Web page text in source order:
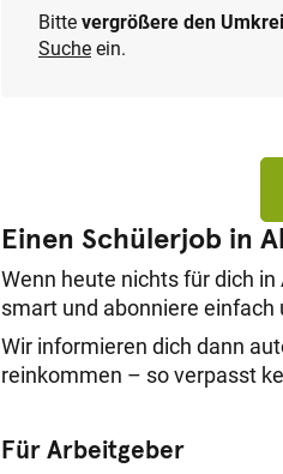
Bitte vergrößere den
Suche ein.
Einen Schülerjob in
Wenn heute nichts für dich
smart und abonniere einfach
Wir informieren dich dann
reinkommen – so verpasst
Für Arbeitgeber